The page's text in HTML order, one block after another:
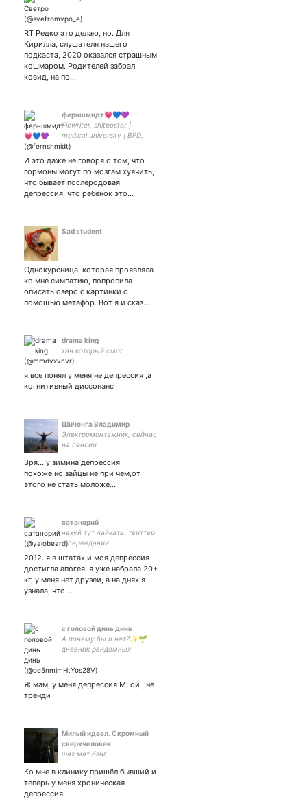
RT Редко это делаю, но. Для
Кирилла, слушателя нашего
подкаста, 2020 оказался страшным
кошмаром. Родителей забрал
ковид, на по…
ферншмидт💗💙💜
Ficwriter, shitposter |
medical university | BPD,
OCD | good omens, goldfinch
И это даже не говоря о том, что
гормоны могут по мозгам хуячить,
что бывает послеродовая
депрессия, что ребёнок это…
Sad student
Однокурсница, которая проявляла
ко мне симпатию, попросила
описать озеро с картинки с
помощью метафор. Вот я и сказ…
drama king
хач который смог
я все понял у меня не депрессия ,а
когнитивный диссонанс
Шиченга Владимир
Электромонтажник, сейчас
на пенсии
Зря... у зимина депрессия
похоже,но зайцы не при чем,от
этого не стать моложе...
сатанорий
нехуй тут лайкать. твиттер
о переедании
2012. я в штатах и моя депрессия
достигла апогея. я уже набрала 20+
кг, у меня нет друзей, а на днях я
узнала, что…
с головой динь динь
А почему бы и нет?✨🌱
дневник рандомных
Я: мам, у меня депрессия М: ой , не
тренди
Милый идеал. Скромный
сверхчеловек.
шах мат бэнг
Ко мне в клинику пришёл бывший и
теперь у меня хроническая
депрессия